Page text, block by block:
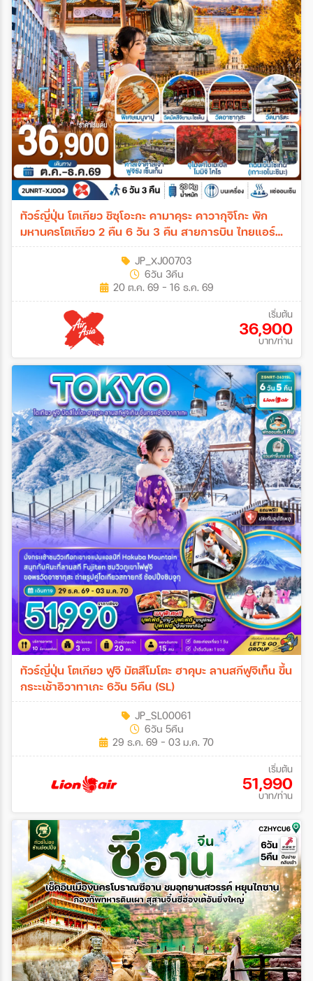
ทัวร์ญี่ปุ่น โตเกียว ชิซุโอะกะ คามาคุระ คาวากุจิโกะ พัก
มหานครโตเกียว 2 คืน 6 วัน 3 คืน สายการบิน ไทยแอร์
เอเชีย เอ็กซ์ 6วัน 3คืน (XJ)
JP_XJ00703
6วัน 3คืน
20 ต.ค. 69 - 16 ธ.ค. 69
เริ่มต้น
36,900
บาท/ท่าน
ทัวร์ญี่ปุ่น โตเกียว ฟูจิ มัตสึโมโตะ ฮาคุบะ ลานสกีฟูจิเท็น ขึ้น
กระะเช้าอิวาทาเกะ 6วัน 5คืน (SL)
JP_SL00061
6วัน 5คืน
29 ธ.ค. 69 - 03 ม.ค. 70
เริ่มต้น
51,990
บาท/ท่าน